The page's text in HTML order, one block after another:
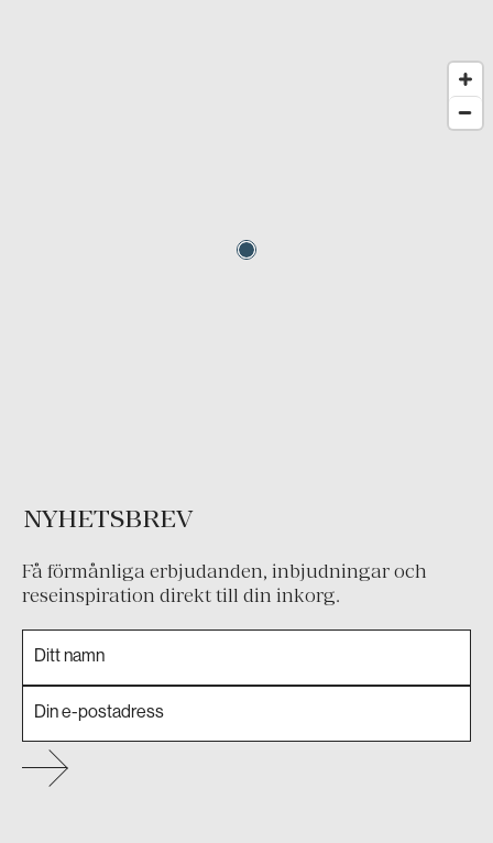
NYHETSBREV
Få förmånliga erbjudanden, inbjudningar och
reseinspiration direkt till din inkorg.